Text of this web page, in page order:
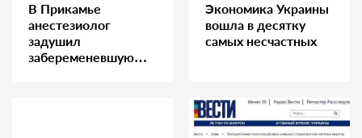
В Прикамье
анестезиолог
задушил
забеременевшую
Экономика Украины
вошла в десятку
самых несчастных